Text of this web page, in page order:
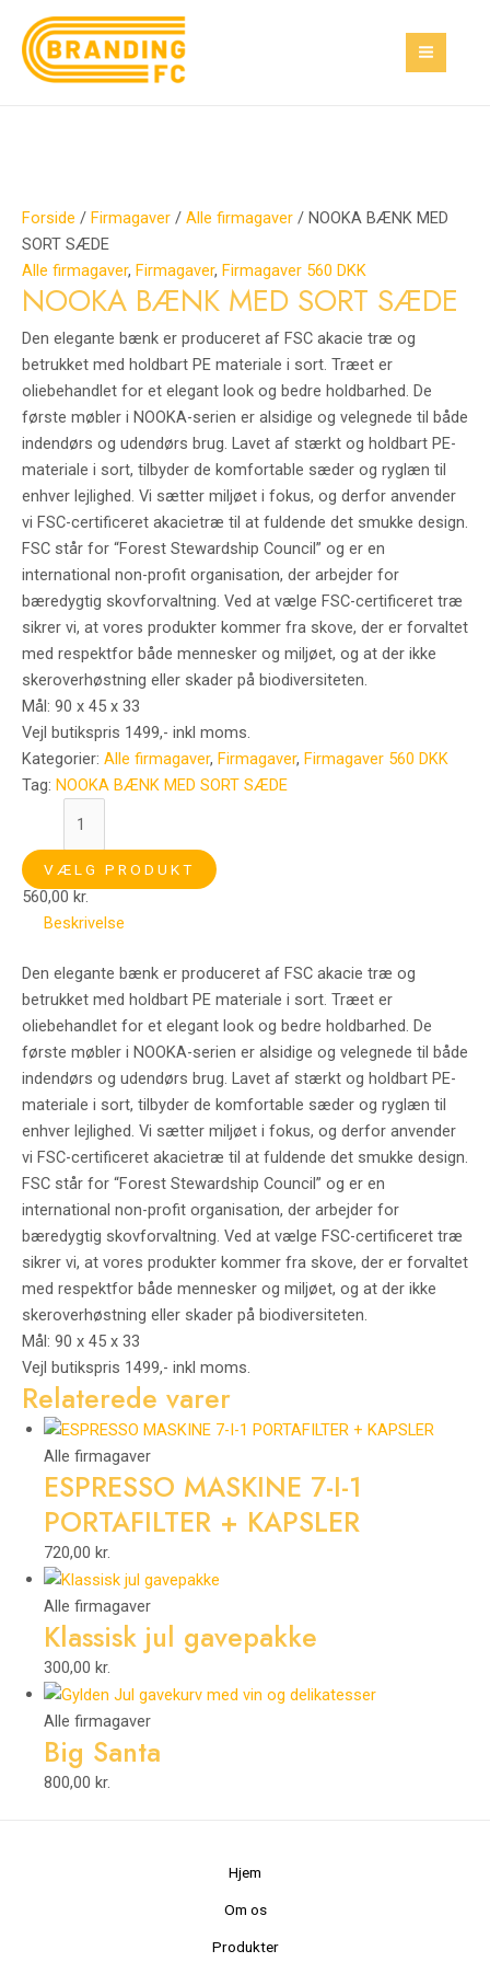
indholdet
Forside / Firmagaver / Alle firmagaver / NOOKA BÆNK MED
SORT SÆDE
Alle firmagaver, Firmagaver, Firmagaver 560 DKK
NOOKA BÆNK MED SORT SÆDE
Den elegante bænk er produceret af FSC akacie træ og
betrukket med holdbart PE materiale i sort. Træet er
oliebehandlet for et elegant look og bedre holdbarhed. De
første møbler i NOOKA-serien er alsidige og velegnede til både
indendørs og udendørs brug. Lavet af stærkt og holdbart PE-
materiale i sort, tilbyder de komfortable sæder og ryglæn til
enhver lejlighed. Vi sætter miljøet i fokus, og derfor anvender
vi FSC-certificeret akacietræ til at fuldende det smukke design.
FSC står for “Forest Stewardship Council” og er en
international non-profit organisation, der arbejder for
bæredygtig skovforvaltning. Ved at vælge FSC-certificeret træ
sikrer vi, at vores produkter kommer fra skove, der er forvaltet
med respektfor både mennesker og miljøet, og at der ikke
skeroverhøstning eller skader på biodiversiteten.
Mål: 90 x 45 x 33
Vejl butikspris 1499,- inkl moms.
Kategorier: Alle firmagaver, Firmagaver, Firmagaver 560 DKK
Tag: NOOKA BÆNK MED SORT SÆDE
NOOKA
BÆNK
MED
VÆLG PRODUKT
560,00 kr.
Beskrivelse
Den elegante bænk er produceret af FSC akacie træ og
betrukket med holdbart PE materiale i sort. Træet er
oliebehandlet for et elegant look og bedre holdbarhed. De
første møbler i NOOKA-serien er alsidige og velegnede til både
indendørs og udendørs brug. Lavet af stærkt og holdbart PE-
materiale i sort, tilbyder de komfortable sæder og ryglæn til
enhver lejlighed. Vi sætter miljøet i fokus, og derfor anvender
vi FSC-certificeret akacietræ til at fuldende det smukke design.
FSC står for “Forest Stewardship Council” og er en
international non-profit organisation, der arbejder for
bæredygtig skovforvaltning. Ved at vælge FSC-certificeret træ
sikrer vi, at vores produkter kommer fra skove, der er forvaltet
med respektfor både mennesker og miljøet, og at der ikke
skeroverhøstning eller skader på biodiversiteten.
Mål: 90 x 45 x 33
Vejl butikspris 1499,- inkl moms.
Relaterede varer
Alle firmagaver
ESPRESSO MASKINE 7-I-1
PORTAFILTER + KAPSLER
720,00 kr.
Alle firmagaver
Klassisk jul gavepakke
300,00 kr.
Alle firmagaver
Big Santa
800,00 kr.
Hjem
Om os
Produkter